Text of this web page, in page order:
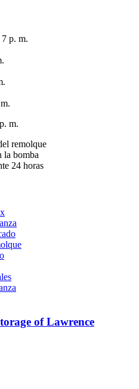
p. m.
m.
remolque
la bomba
24 horas
of Lawrence